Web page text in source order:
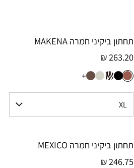
תחתון ביקיני חמרה MAKENA
263.20 ₪
+
תחתון ביקיני חמרה MEXICO
246.75 ₪